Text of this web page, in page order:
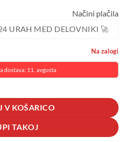
URAH MED DELOVNIKI 🚀
Na zalogi
dostava: 11. avgusta
za lase fen količina
V KOŠARICO
TAKOJ